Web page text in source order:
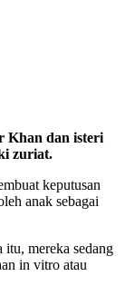
Khan dan isteri
zuriat.
keputusan
anak sebagai
mereka sedang
in vitro atau